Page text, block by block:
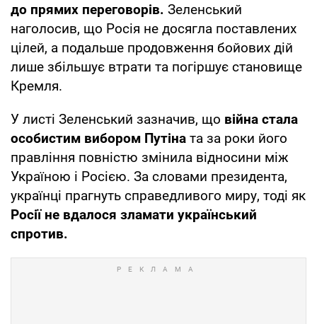
до прямих переговорів. Зеленський
наголосив, що Росія не досягла поставлених
цілей, а подальше продовження бойових дій
лише збільшує втрати та погіршує становище
Кремля.
У листі Зеленський зазначив, що війна стала
особистим вибором Путіна та за роки його
правління повністю змінила відносини між
Україною і Росією. За словами президента,
українці прагнуть справедливого миру, тоді як
Росії не вдалося зламати український
спротив.